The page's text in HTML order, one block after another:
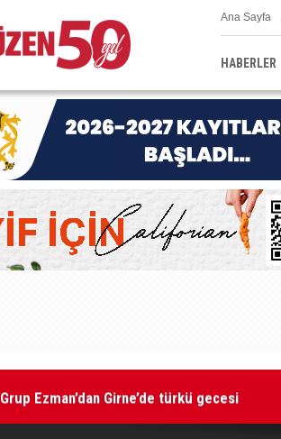
Ana Sayfa
HABERLER
EĞİTİM
Grup Ezman’dan Girne’de türkü gecesi